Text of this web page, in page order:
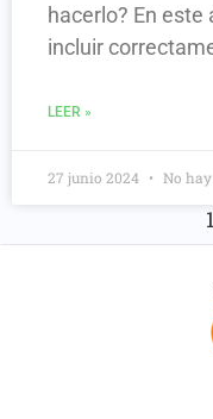
hacerlo? En
incluir
LEER »
27 junio 2024 No
1